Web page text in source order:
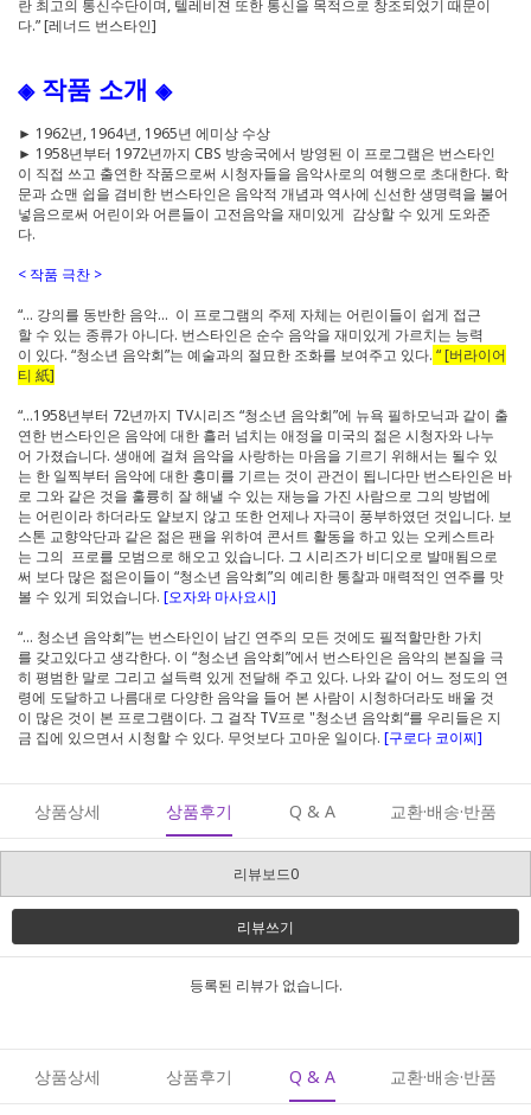
란 최고의 통신수단이며, 텔레비젼 또한 통신을 목적으로 창조되었기 때문이
다.” [레너드 번스타인]
◈작품 소개 ◈
► 1962년, 1964년, 1965년 에미상 수상
► 1958년부터 1972년까지 CBS 방송국에서 방영된 이 프로그램은 번스타인
이 직접 쓰고 출연한 작품으로써 시청자들을 음악사로의 여행으로 초대한다. 학
문과 쇼맨 쉽을 겸비한 번스타인은 음악적 개념과 역사에 신선한 생명력을 불어
넣음으로써 어린이와 어른들이 고전음악을 재미있게 감상할 수 있게 도와준
다.
< 작품 극찬 >
“… 강의를 동반한 음악... 이 프로그램의 주제 자체는 어린이들이 쉽게 접근
할 수 있는 종류가 아니다. 번스타인은 순수 음악을 재미있게 가르치는 능력
이 있다. “청소년 음악회”는 예술과의 절묘한 조화를 보여주고 있다. “ [버라이어
티 紙]
“…1958년부터 72년까지 TV시리즈 “청소년 음악회”에 뉴욕 필하모닉과 같이 출
연한 번스타인은 음악에 대한 흘러 넘치는 애정을 미국의 젊은 시청자와 나누
어 가졌습니다. 생애에 걸쳐 음악을 사랑하는 마음을 기르기 위해서는 될수 있
는 한 일찍부터 음악에 대한 흥미를 기르는 것이 관건이 됩니다만 번스타인은 바
로 그와 같은 것을 훌륭히 잘 해낼 수 있는 재능을 가진 사람으로 그의 방법에
는 어린이라 하더라도 얕보지 않고 또한 언제나 자극이 풍부하였던 것입니다. 보
스톤 교향악단과 같은 젊은 팬을 위하여 콘서트 활동을 하고 있는 오케스트라
는 그의 프로를 모범으로 해오고 있습니다. 그 시리즈가 비디오로 발매됨으로
써 보다 많은 젊은이들이 “청소년 음악회”의 예리한 통찰과 매력적인 연주를 맛
볼 수 있게 되었습니다. [오자와 마사요시]
“… 청소년 음악회”는 번스타인이 남긴 연주의 모든 것에도 필적할만한 가치
를 갖고있다고 생각한다. 이 “청소년 음악회”에서 번스타인은 음악의 본질을 극
히 평범한 말로 그리고 설득력 있게 전달해 주고 있다. 나와 같이 어느 정도의 연
령에 도달하고 나름대로 다양한 음악을 들어 본 사람이 시청하더라도 배울 것
이 많은 것이 본 프로그램이다. 그 걸작 TV프로 "청소년 음악회“를 우리들은 지
금 집에 있으면서 시청할 수 있다. 무엇보다 고마운 일이다. [구로다 코이찌]
상품상세 상품후기 Q & A 교환·배송·반품
리뷰보드0
리뷰쓰기
등록된 리뷰가 없습니다.
상품상세 상품후기 Q & A 교환·배송·반품